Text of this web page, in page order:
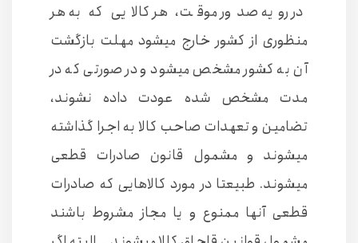
در رویه صدور موقت، هر کالایی که به هر
منظوری از کشور خارج میشود مهلت بازگشت
آن به کشور مشخص میشود و در صورتی که در
مدت مشخص شده عودت داده نشوند،
تضامین و تعهدات صاحب کالا به اجرا گذاشته
میشوند و مشمول قانون صادرات قطعی
میشوند. طبیعتا در مورد کالاهایی که صادرات
قطعی آنها ممنوع و یا مجاز مشروط باشند